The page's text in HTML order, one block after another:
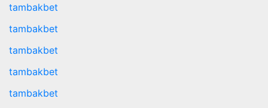
tambakbet
tambakbet
tambakbet
tambakbet
tambakbet